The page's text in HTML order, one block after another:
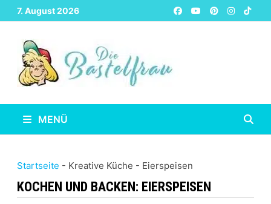
Zurück
zum
Inhalt
7. August 2026
MENÜ
Startseite - Kreative Küche - Eierspeisen
KOCHEN UND BACKEN: EIERSPEISEN